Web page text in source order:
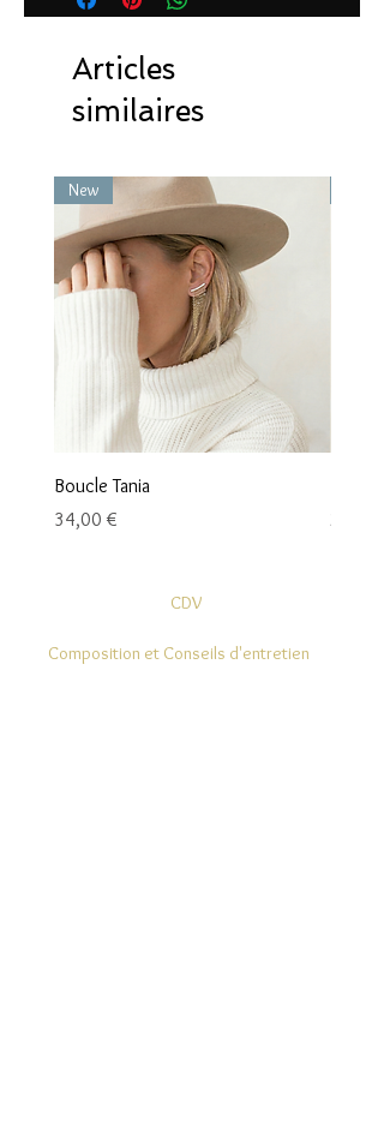
Articles
similaires
New
Boucle Tania
Prix
34,00 € 28,00 €
CDV
Composition et Conseils d'entretien